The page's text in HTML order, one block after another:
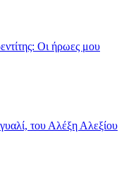
Οι ήρωες μου
του Αλέξη Αλεξίου